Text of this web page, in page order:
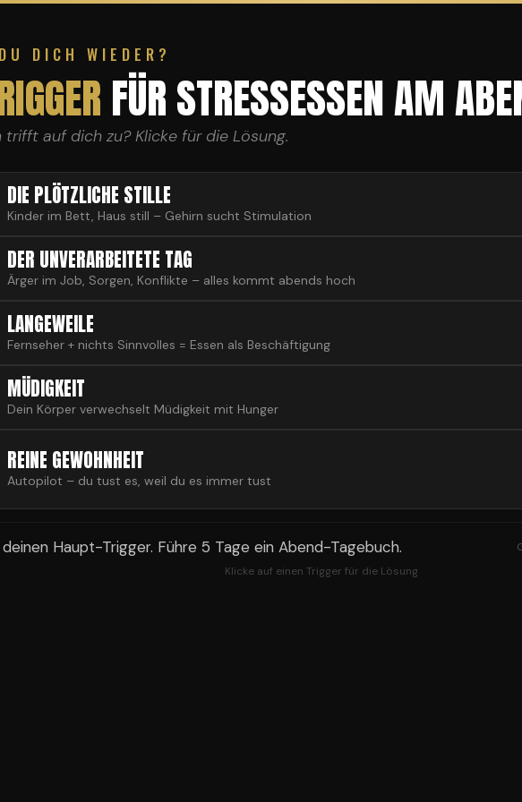
DICH WIEDER?
FÜR STRESSESSEN AM
trifft auf dich zu? Klicke für die Lösung.
DIE PLÖTZLICHE STILLE
Kinder im Bett, Haus still – Gehirn sucht Stimulation
DER UNVERARBEITETE TAG
Ärger im Job, Sorgen, Konflikte – alles kommt abends hoch
LANGEWEILE
Fernseher + nichts Sinnvolles = Essen als Beschäftigung
MÜDIGKEIT
Dein Körper verwechselt Müdigkeit mit Hunger
REINE GEWOHNHEIT
Autopilot – du tust es, weil du es immer tust
deinen Haupt-Trigger. Führe 5 Tage ein Abend-Tagebuch.
Klicke auf einen Trigger für die Lösung